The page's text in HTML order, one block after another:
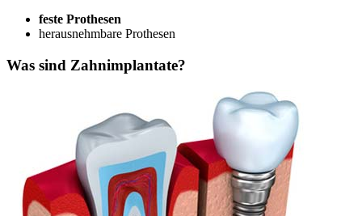
feste Prothesen
herausnehmbare Prothesen
Was sind Zahnimplantate?